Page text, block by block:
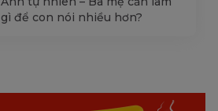
gì để con nói nhiều hơn?